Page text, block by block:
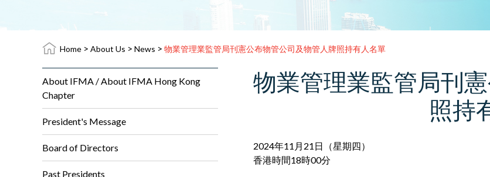
Home > About Us > News > 物業管理業監管局刊憲公布物管公司及物管人牌照持有人名單
About IFMA / About IFMA Hong Kong
Chapter
President's Message
Board of Directors
Past Presidents
物業管理業監管局刊
照持
2024年11月21日（星期四）
香港時間18時00分